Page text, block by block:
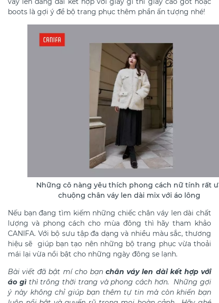
boots là gợi ý để bộ trang phục thêm phần ấn tượng nhé!
Những cô nàng yêu thích phong cách nữ tính rất
chuộng chân váy len dài mix với áo lông
Nếu bạn đang tìm kiếm những chiếc chân váy len dài chất
lượng và phong cách cho mùa đông thì hãy tham khảo
CANIFA. Với bộ sưu tập đa dạng và nhiều màu sắc, thương
hiệu sẽ giúp bạn tạo nên những bộ trang phục vừa thoải
mái lại vừa nổi bật cho những ngày đông se lạnh.
Bài viết đã bật mí cho bạnchân váy len dài kết hợp với
áo gì thì trông thời trang và phong cách hơn. Những gợi
ý này không chỉ giúp bạn thêm tự tin mà còn khiến bạn